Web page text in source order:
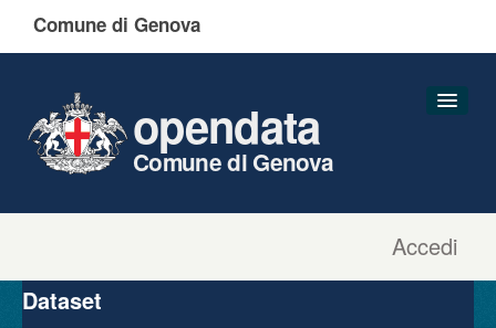
Comune di Genova
Accedi
opendata
Comune di Genova
Organizzazioni
Dataset